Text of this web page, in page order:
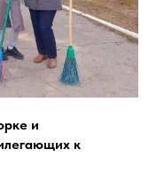
и
к